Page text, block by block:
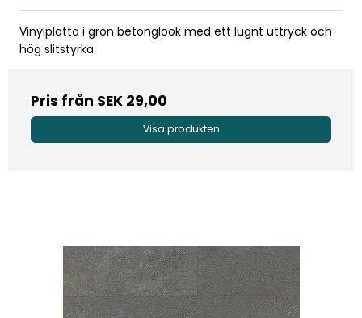
Vinylplatta i grön betonglook med ett lugnt uttryck och
hög slitstyrka.
Pris från SEK 29,00
Visa produkten